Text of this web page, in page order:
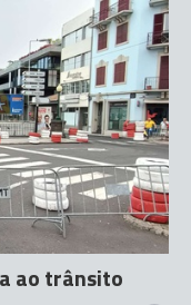
ao trânsito